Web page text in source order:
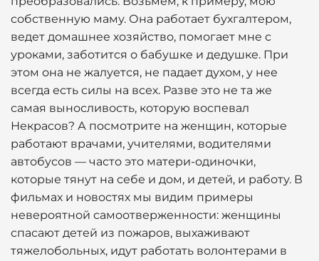
собственную маму. Она работает бухгалтером,
ведет домашнее хозяйство, помогает мне с
уроками, заботится о бабушке и дедушке. При
этом она не жалуется, не падает духом, у нее
всегда есть силы на всех. Разве это не та же
самая выносливость, которую воспевал
Некрасов? А посмотрите на женщин, которые
работают врачами, учителями, водителями
автобусов — часто это матери-одиночки,
которые тянут на себе и дом, и детей, и работу. В
фильмах и новостях мы видим примеры
невероятной самоотверженности: женщины
спасают детей из пожаров, выхаживают
тяжелобольных, идут работать волонтерами в